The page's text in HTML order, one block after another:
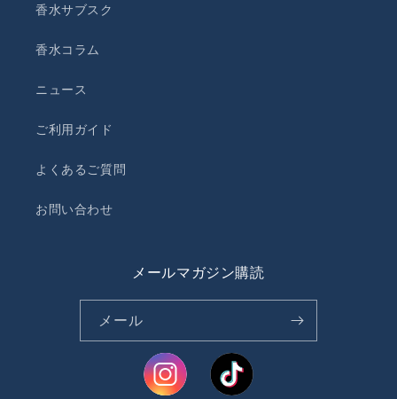
香水サブスク
香水コラム
ニュース
ご利用ガイド
よくあるご質問
お問い合わせ
メールマガジン購読
メール